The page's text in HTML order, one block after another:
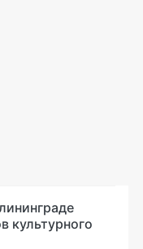
культурного